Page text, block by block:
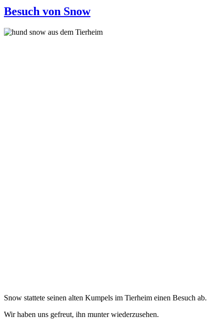
Besuch von Snow
Snow stattete seinen alten Kumpels im Tierheim einen Besuch ab.
Wir haben uns gefreut, ihn munter wiederzusehen.